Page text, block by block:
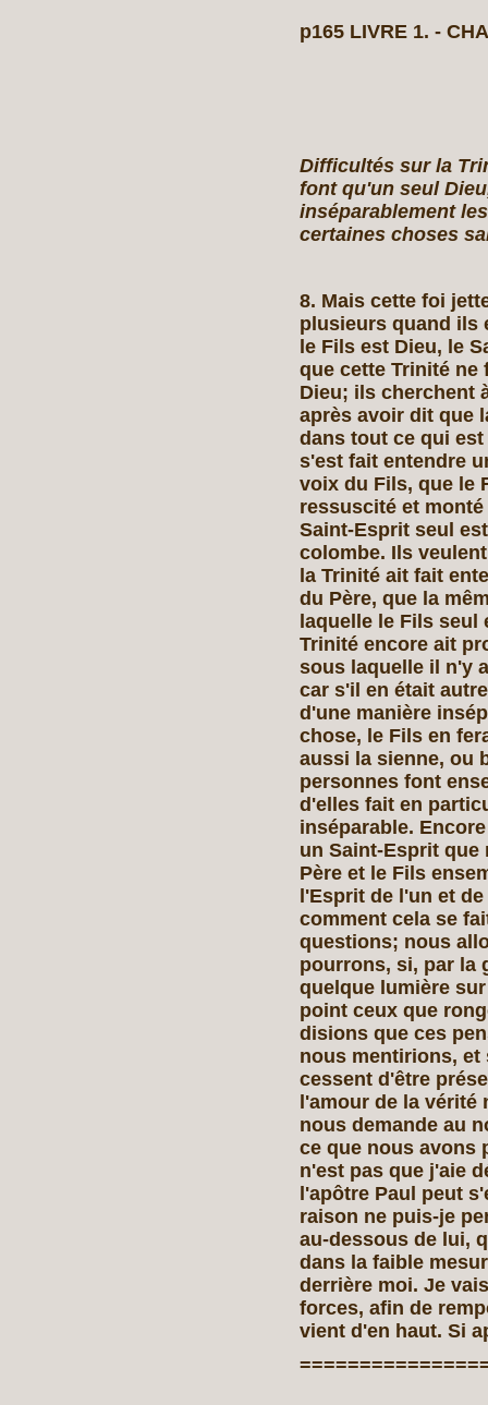
p165 LIVRE 1. ‑
Difficultés sur la
font qu'un seul
inséparablement
certaines choses
8. Mais cette foi
plusieurs quand ils
le Fils est Dieu, le
que cette Trinité
Dieu; ils cherchent
après avoir dit que
dans tout ce qui
s'est fait entendre
voix du Fils, que le
ressuscité et
Saint‑Esprit seul
colombe. Ils
la Trinité ait fait
du Père, que la
laquelle le Fils seul
Trinité encore ait
sous laquelle il n'y
car s'il en était
d'une manière
chose, le Fils en
aussi la sienne, ou
personnes font
d'elles fait en
inséparable.
un Saint‑Esprit
Père et le Fils
l'Esprit de l'un et
comment cela se
questions; nous
pourrons, si, par la
quelque lumière
point ceux que
disions que ces
nous mentirions,
cessent d'être
l'amour de la vérité
nous demande au
ce que nous avons
n'est pas que j'aie
l'apôtre Paul peut
raison ne puis‑je
au‑dessous de lui,
dans la faible
derrière moi. Je
forces, afin de
vient d'en haut. Si